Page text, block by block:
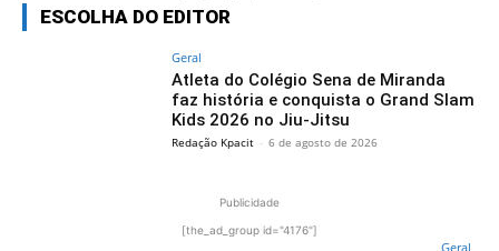
ESCOLHA DO EDITOR
Geral
Atleta do Colégio Sena de Miranda
faz história e conquista o Grand Slam
Kids 2026 no Jiu-Jitsu
Redação Kpacit - 6 de agosto de 2026
Publicidade
[the_ad_group id="4176"]
Geral